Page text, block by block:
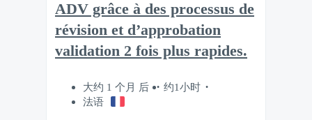
ADV grâce à des processus de
révision et d’approbation
validation 2 fois plus rapides.
大约 1 个月 后
约1小时
法语